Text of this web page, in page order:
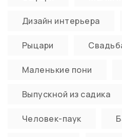
Дизайн интерьера
Рыцари
Маленькие пони
Выпускной из садика
Человек-паук